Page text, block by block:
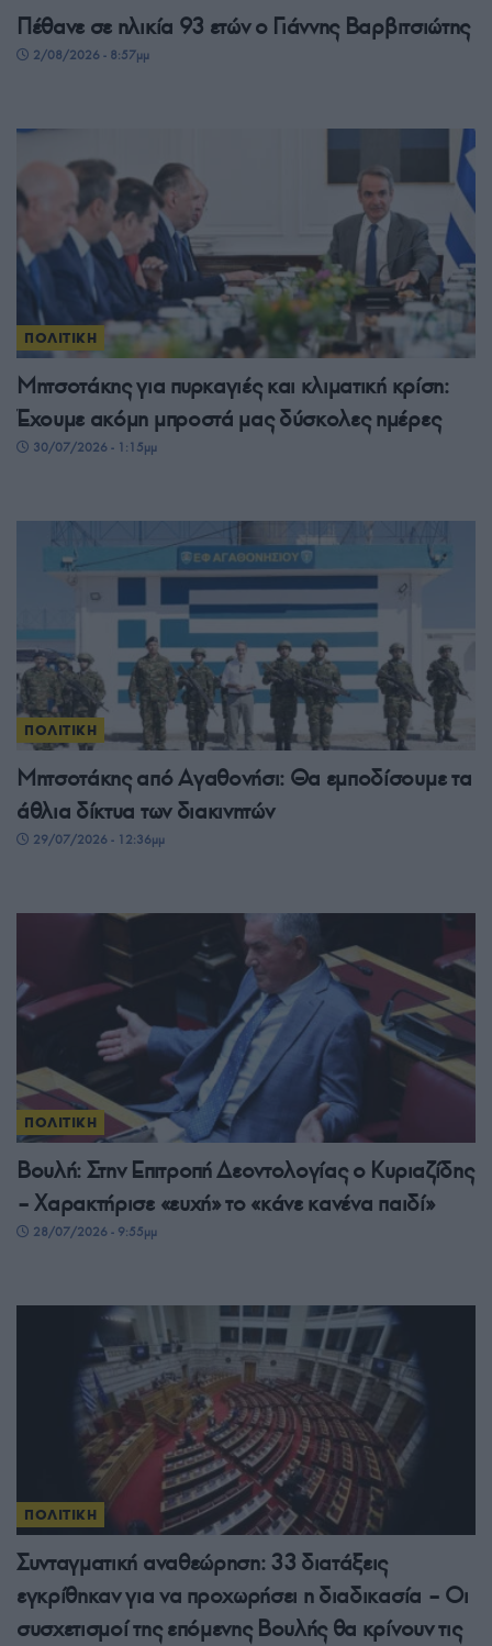
Πέθανε σε ηλικία 93 ετών ο Γιάννης Βαρβιτσιώτης
2/08/2026 - 8:57μμ
ΠΟΛΙΤΙΚΗ
Μητσοτάκης για πυρκαγιές και κλιματική κρίση:
Έχουμε ακόμη μπροστά μας δύσκολες ημέρες
30/07/2026 - 1:15μμ
ΠΟΛΙΤΙΚΗ
Μητσοτάκης από Αγαθονήσι: Θα εμποδίσουμε τα
άθλια δίκτυα των διακινητών
29/07/2026 - 12:36μμ
ΠΟΛΙΤΙΚΗ
Βουλή: Στην Επιτροπή Δεοντολογίας ο Κυριαζίδης
– Χαρακτήρισε «ευχή» το «κάνε κανένα παιδί»
28/07/2026 - 9:55μμ
ΠΟΛΙΤΙΚΗ
Συνταγματική αναθεώρηση: 33 διατάξεις
εγκρίθηκαν για να προχωρήσει η διαδικασία – Οι
συσχετισμοί της επόμενης Βουλής θα κρίνουν τις